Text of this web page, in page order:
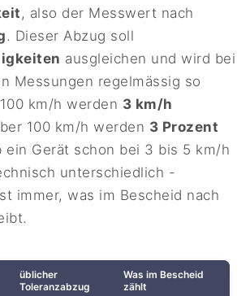
, also der Messwert nach
. Dieser Abzug soll
ausgleichen und wird bei
Messungen regelmässig so
km/h werden 3 km/h
100 km/h werden 3 Prozent
ein Gerät schon bei 3 bis 5 km/h
unterschiedlich -
immer, was im Bescheid nach
üblicher
Toleranzabzug
Was im Bescheid
zählt